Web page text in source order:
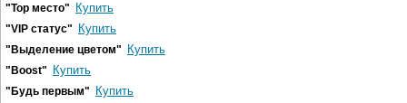
"Top место" Купить
"VIP статус" Купить
"Выделение цветом" Купить
"Boost" Купить
"Будь первым" Купить